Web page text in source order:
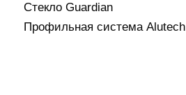
Стекло Guardian
Профильная система Alutech